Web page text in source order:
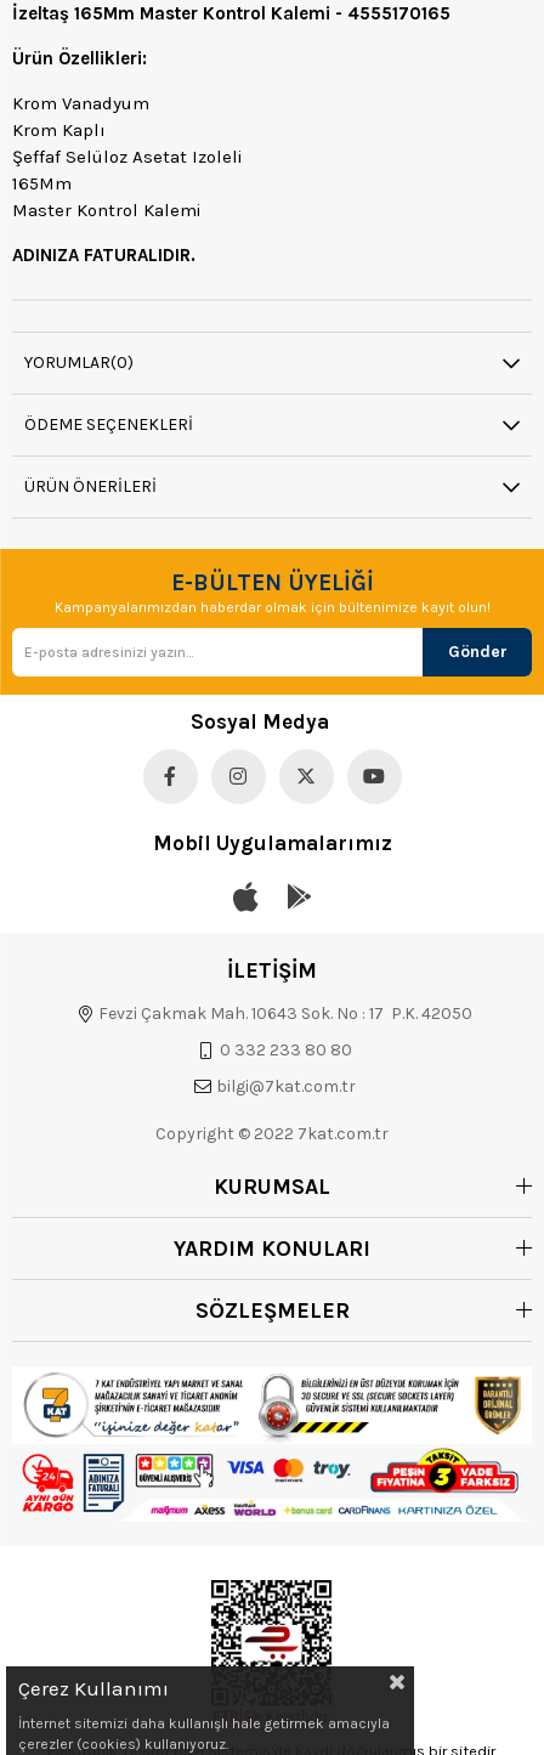
İzeltaş 165Mm Master Kontrol Kalemi - 4555170165
Ürün Özellikleri:
Krom Vanadyum
Krom Kaplı
Şeffaf Selüloz Asetat Izoleli
165Mm
Master Kontrol Kalemi
ADINIZA FATURALIDIR.
YORUMLAR(0)
ÖDEME SEÇENEKLERI
ÜRÜN ÖNERILERI
E-BÜLTEN ÜYELİĞİ
Kampanyalarımızdan haberdar olmak için bültenimize kayıt olun!
Gönder
Sosyal Medya
Mobil Uygulamalarımız
İLETİŞİM
Fevzi Çakmak Mah. 10643 Sok. No : 17 P.K. 42050
0 332 233 80 80
bilgi@7kat.com.tr
Copyright © 2022 7kat.com.tr
KURUMSAL
YARDIM KONULARI
SÖZLEŞMELER
Elektronik Ticaret Bilgi Sistemin'de kaydı doğrulanmış bir sitedir.
Çerez Kullanımı
İnternet sitemizi daha kullanışlı hale getirmek amacıyla
çerezler (cookies) kullanıyoruz.